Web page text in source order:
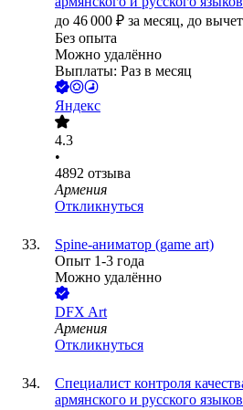
до 46 000 ₽ за месяц, до
Без опыта
Можно удалённо
Выплаты: Раз в месяц
Яндекс
4.3
•
4892 отзыва
Армения
Откликнуться
Spine-аниматор (game art)
Опыт 1-3 года
Можно удалённо
DFX Art
Армения
Откликнуться
Специалист контроля
армянского и русского языков